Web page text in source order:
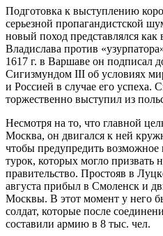
Подготовка к выступлению
серьезной пропагандистской
новый поход представлялся как
Владислава против
1617 г. в Варшаве он подписал
Сигизмундом III об условиях
и Россией в случае его успеха.
торжественно выступил из
Несмотря на то, что главной
Москва, он двигался к ней
чтобы предупредить
турок, которых могло призвать
правительство. Простояв в
августа прибыл в Смоленск и
Москвы. В этот момент у него
солдат, которые после
составили армию в 8 тыс. чел.